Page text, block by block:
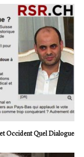
Occident Quel Dialogue